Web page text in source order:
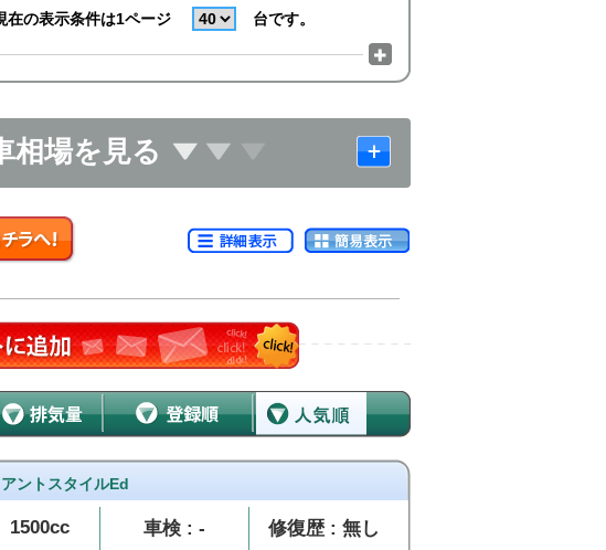
在の表示条件は1ページ
台です。
相場を見る
ントスタイルEd
1500cc 車検 : - 修復歴 : 無し